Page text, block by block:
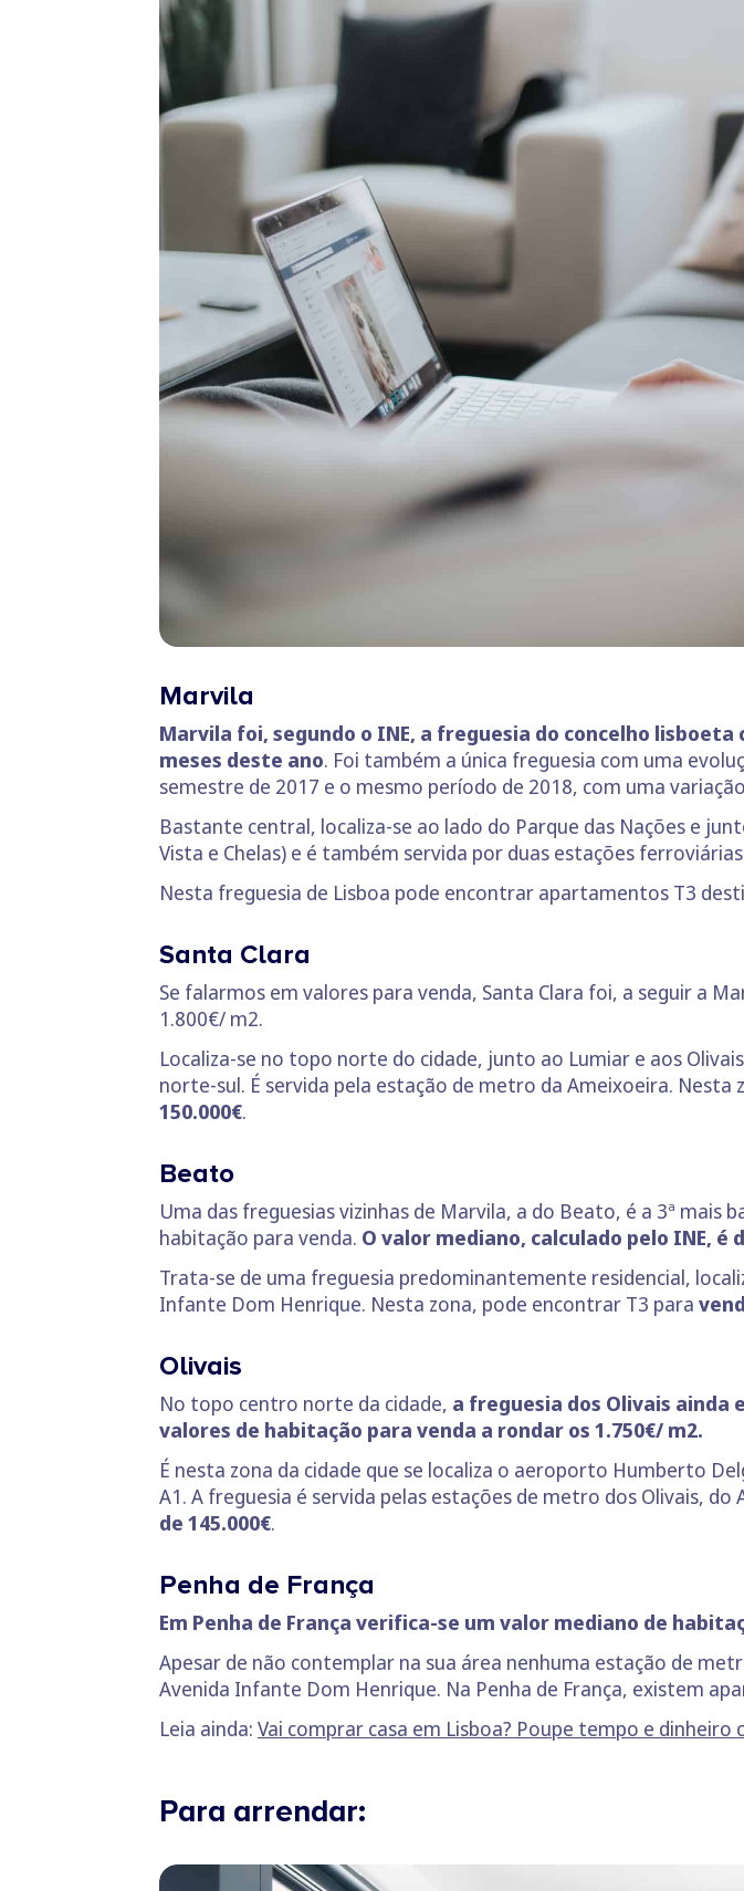
Marvila
Marvila foi, segundo o INE, a freguesia do concelho
meses deste ano. Foi também a única freguesia com uma
semestre de 2017 e o mesmo período de 2018, com uma
Bastante central, localiza-se ao lado do Parque das Nações e
Vista e Chelas) e é também servida por duas estações
Nesta freguesia de Lisboa pode encontrar apartamentos T3
Santa Clara
Se falarmos em valores para venda, Santa Clara foi, a seguir a
1.800€/ m2.
Localiza-se no topo norte do cidade, junto ao Lumiar e aos
norte-sul. É servida pela estação de metro da Ameixoeira.
150.000€.
Beato
Uma das freguesias vizinhas de Marvila, a do Beato, é a 3ª
habitação para venda. O valor mediano, calculado pelo INE, é
Trata-se de uma freguesia predominantemente residencial,
Infante Dom Henrique. Nesta zona, pode encontrar T3 para
Olivais
No topo centro norte da cidade, a freguesia dos Olivais ainda
valores de habitação para venda a rondar os 1.750€/ m2.
É nesta zona da cidade que se localiza o aeroporto Humberto
A1. A freguesia é servida pelas estações de metro dos Olivais,
de 145.000€.
Penha de França
Em Penha de França verifica-se um valor mediano de
Apesar de não contemplar na sua área nenhuma estação de
Avenida Infante Dom Henrique. Na Penha de França, existem
Leia ainda: Vai comprar casa em Lisboa? Poupe tempo e
Para arrendar: